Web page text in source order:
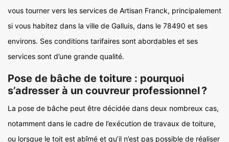
vous tourner vers les services de Artisan Franck, principalement
si vous habitez dans la ville de Galluis, dans le 78490 et ses
environs. Ses conditions tarifaires sont abordables et ses
services sont d’une grande qualité.
Pose de bâche de toiture : pourquoi
s’adresser à un couvreur professionnel ?
La pose de bâche peut être décidée dans deux nombreux cas,
notamment dans le cadre de l’exécution de travaux de toiture,
ou lorsque le toit est abîmé et qu’il n’est pas possible de réaliser